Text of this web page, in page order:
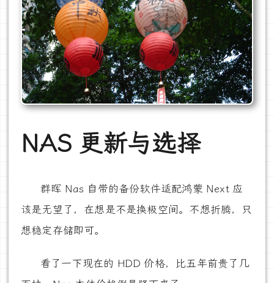
NAS 更新与选择
群晖 Nas 自带的备份软件适配鸿蒙 Next 应
该是无望了，在想是不是换极空间。不想折腾，只
想稳定存储即可。
看了一下现在的 HDD 价格，比五年前贵了几